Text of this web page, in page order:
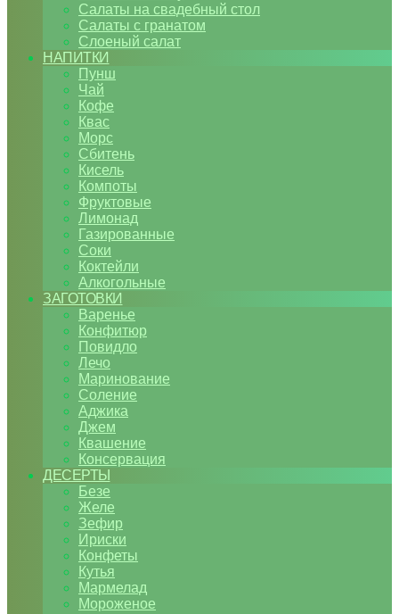
Салаты на свадебный стол
Салаты с гранатом
Слоеный салат
НАПИТКИ
Пунш
Чай
Кофе
Квас
Морс
Сбитень
Кисель
Компоты
Фруктовые
Лимонад
Газированные
Соки
Коктейли
Алкогольные
ЗАГОТОВКИ
Варенье
Конфитюр
Повидло
Лечо
Маринование
Соление
Аджика
Джем
Квашение
Консервация
ДЕСЕРТЫ
Безе
Желе
Зефир
Ириски
Конфеты
Кутья
Мармелад
Мороженое